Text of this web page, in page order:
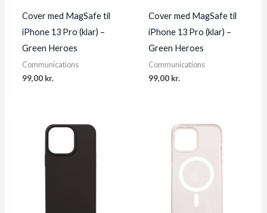
Cover med MagSafe til
iPhone 13 Pro (klar) –
Green Heroes
Communications
99,00 kr.
Cover med MagSafe til
iPhone 13 Pro (klar) –
Green Heroes
Communications
99,00 kr.